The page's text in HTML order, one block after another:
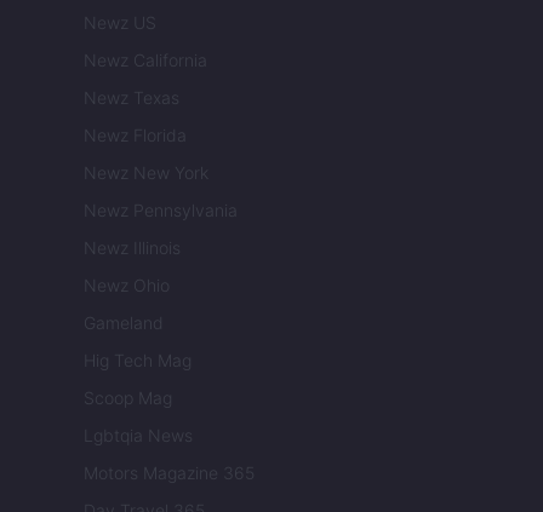
Newz US
Newz California
Newz Texas
Newz Florida
Newz New York
Newz Pennsylvania
Newz Illinois
Newz Ohio
Gameland
Hig Tech Mag
Scoop Mag
Lgbtqia News
Motors Magazine 365